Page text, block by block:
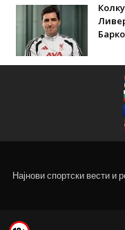
Најнови спортски вести и